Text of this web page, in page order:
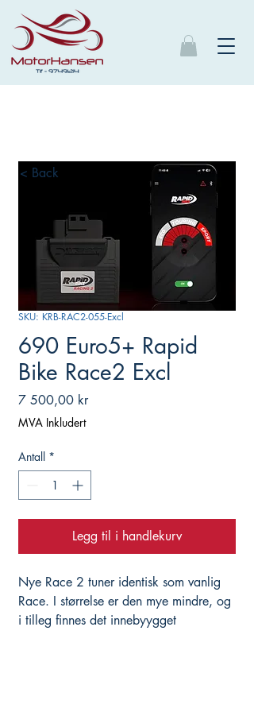
SKU: KRB-RAC2-055-Excl
690 Euro5+ Rapid
Bike Race2 Excl
7 500,00 krPris
MVA Inkludert
Antall *
Legg til i handlekurv
Nye Race 2 tuner identisk som vanlig
Race. I størrelse er den mye mindre, og
i tilleg finnes det innebyygget
< Back